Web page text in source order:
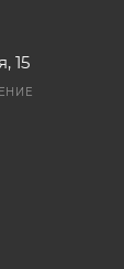
15